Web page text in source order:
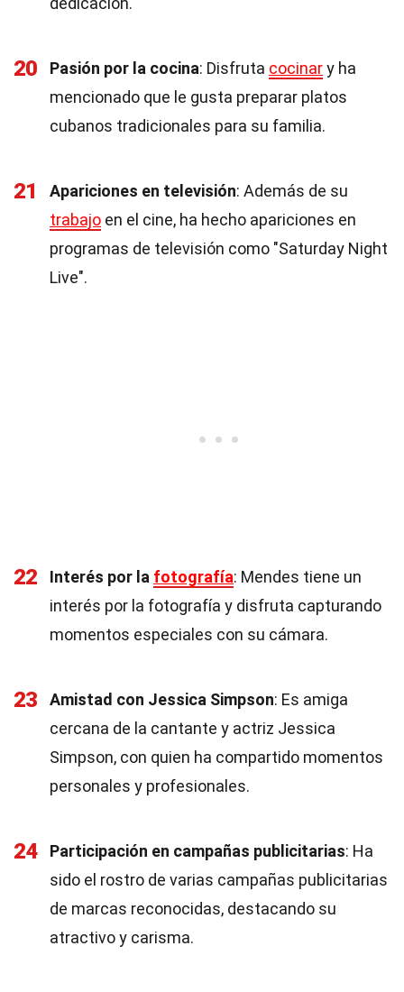
20 Pasión por la cocina: Disfruta cocinary ha
mencionado que le gusta preparar platos
cubanos tradicionales para su familia.
21 Apariciones en televisión: Además de su
trabajo en el cine, ha hecho apariciones en
programas de televisión como "Saturday Night
Live".
22 Interés por la fotografía: Mendes tiene un
interés por la fotografía y disfruta capturando
momentos especiales con su cámara.
23 Amistad con Jessica Simpson: Es amiga
cercana de la cantante y actriz Jessica
Simpson, con quien ha compartido momentos
personales y profesionales.
24 Participación en campañas publicitarias: Ha
sido el rostro de varias campañas publicitarias
de marcas reconocidas, destacando su
atractivo y carisma.